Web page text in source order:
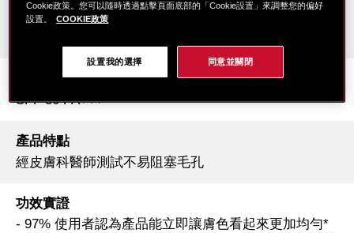
質地
防曬係數
SPF 30 PA+++
產品特點
經皮膚科醫師測試不易阻塞毛孔
功效實證
- 97% 使用者認為產品能立即讓膚色看起來更加均勻*
Cookie政策。您可以隨時透過點擊頁面底部的「Cookie設置」來調整您的偏好
設置。
COOKIE政策
設置我的選擇 同意並關閉